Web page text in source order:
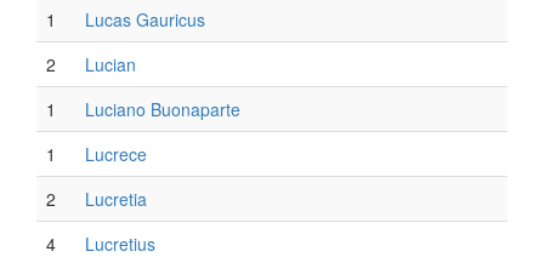
1
Lucas Gauricus
2
Lucian
1
Luciano Buonaparte
1
Lucrece
2
Lucretia
4
Lucretius